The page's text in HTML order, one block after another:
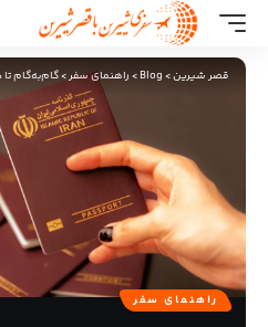
قصر شیرین>
Blog
>راهنمای سفر>گام‌به‌گام تا
راهنمای سفر